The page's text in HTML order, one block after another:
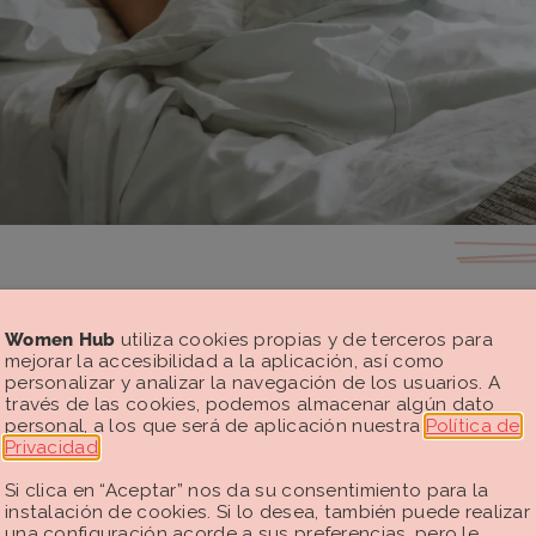
sexual de las mujeres está infinitamente más
los hombres a los estímulos externos, a nuestras
contexto social.
Women Hub utiliza cookies propias y de terceros para
mejorar la accesibilidad a la aplicación, así como
personalizar y analizar la navegación de los usuarios. A
través de las cookies, podemos almacenar algún dato
personal, a los que será de aplicación nuestra Política de
Privacidad.
Si clica en “Aceptar” nos da su consentimiento para la
instalación de cookies. Si lo desea, también puede realizar